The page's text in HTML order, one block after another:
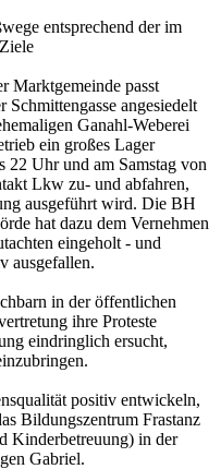
entsprechend der im
Marktgemeinde passt
angesiedelt
Ganahl-Weberei
ein großes Lager
22 Uhr und am Samstag von
Lkw zu- und abfahren,
ausgeführt wird. Die BH
hat dazu dem Vernehmen
eingeholt - und
ausgefallen.
in der öffentlichen
ihre Proteste
eindringlich ersucht,
positiv entwickeln,
Bildungszentrum Frastanz
Kinderbetreuung) in der
Gabriel.